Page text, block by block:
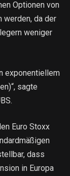
Optionen von
werden, da der
weniger
exponentiellem
sagte
Euro Stoxx
dass
in Europa